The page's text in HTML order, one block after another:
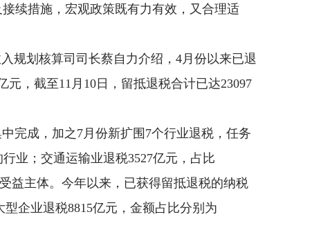
续措施，宏观政策既有力有效，又合理适
规划核算司司长蔡自力介绍，4月份以来已退
，截至11月10日，留抵退税合计已达23097
完成，加之7月份新扩围7个行业退税，任务
业；交通运输业退税3527亿元，占比
益主体。今年以来，已获得留抵退税的纳税
企业退税8815亿元，金额占比分别为